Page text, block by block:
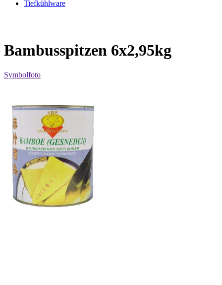
Tiefkühlware
Bambusspitzen 6x2,95kg
Symbolfoto